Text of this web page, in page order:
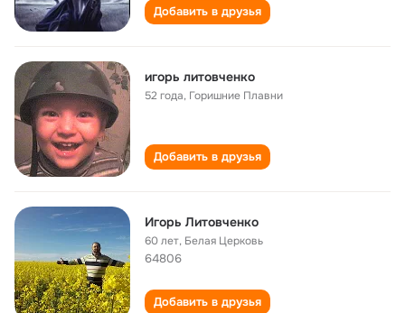
Добавить в друзья
игорь литовченко
52 года, Горишние Плавни
Добавить в друзья
Игорь Литовченко
60 лет, Белая Церковь
64806
Добавить в друзья